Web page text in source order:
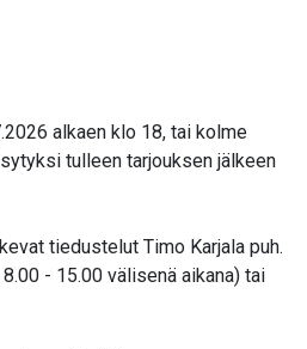
alkaen klo 18, tai kolme
tulleen tarjouksen jälkeen
tiedustelut Timo Karjala puh.
- 15.00 välisenä aikana) tai